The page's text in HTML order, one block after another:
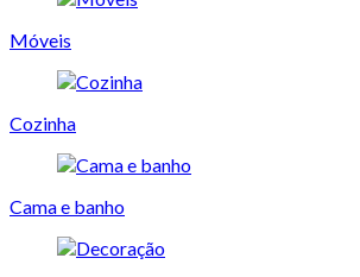
Móveis
Cozinha
Cama e banho